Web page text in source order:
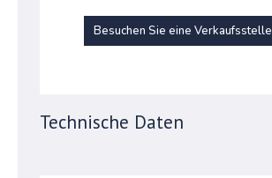
Besuchen Sie eine Verkaufsstelle
Technische Daten